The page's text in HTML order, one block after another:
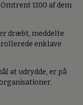
1100 af dem
dræbt, meddelte
enklave
at udrydde, er på